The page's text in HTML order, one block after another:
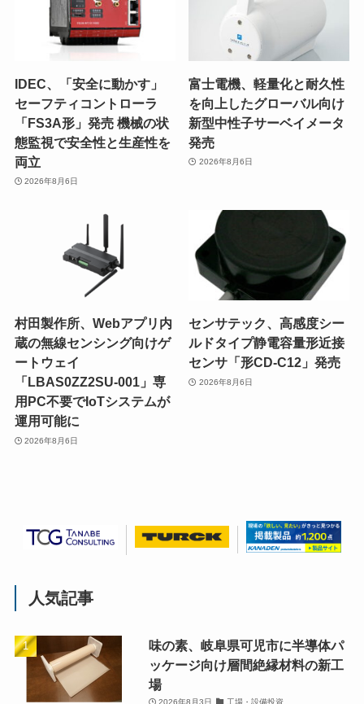
IDEC、「安全に動かす」
セーフティコントローラ
「FS3A形」発売 機械の状
態監視で安全性と生産性を
両立
2026年8月6日
富士電機、軽量化と耐久性
を向上したグローバル向け
新型中性子サーベイメータ
発売
2026年8月6日
村田製作所、Webアプリ内
蔵の無線センシング向けゲ
ートウェイ
「LBAS0ZZ2SU-001」専
用PC不要でIoTシステムが
運用可能に
2026年8月6日
センサテック、高感度シー
ルドタイプ静電容量形近接
センサ「形CD-C12」発売
2026年8月6日
人気記事
味の素、岐阜県可児市に半導体パ
ッケージ向け層間絶縁材料の新工
場
2026年8月3日 工場・設備投資